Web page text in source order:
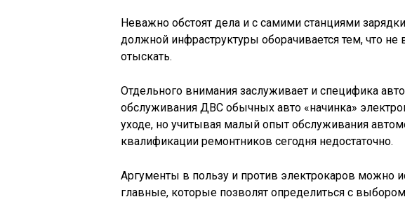
Неважно обстоят дела и с самими станциями
должной инфраструктуры оборачивается тем, что
отыскать.
Отдельного внимания заслуживает и специфика
обслуживания ДВС обычных авто «начинка»
уходе, но учитывая малый опыт обслуживания
квалификации ремонтников сегодня недостаточно.
Аргументы в пользу и против электрокаров можно
главные, которые позволят определиться с выбором